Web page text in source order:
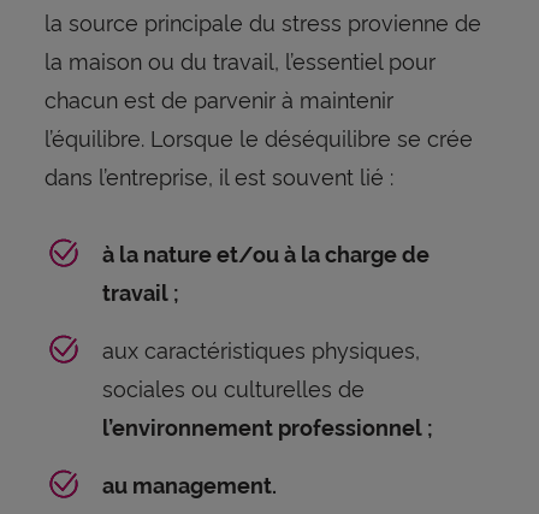
la source principale du stress provienne de
la maison ou du travail, l’essentiel pour
chacun est de parvenir à maintenir
l’équilibre. Lorsque le déséquilibre se crée
dans l’entreprise, il est souvent lié :
à la nature et/ou à la charge de
travail ;
aux caractéristiques physiques,
sociales ou culturelles de
l’environnement professionnel ;
au management.